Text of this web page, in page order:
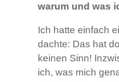
warum und was
Ich hatte einfach
dachte: Das hat
keinen Sinn!
ich, was mich